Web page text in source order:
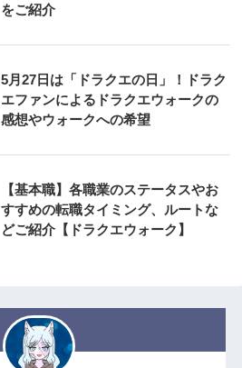
をご紹介
5月27日は「ドラクエの日」！ドラク
エファンによるドラクエウォークの
感想やウォークへの希望
【基本職】各職業のステータスやお
すすめの転職タイミング、ルートな
どご紹介【ドラクエウォーク】